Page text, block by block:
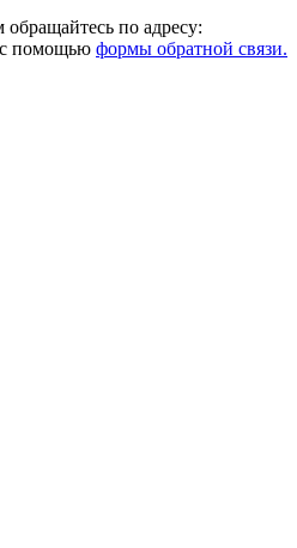
по адресу:
помощью формы обратной связи.